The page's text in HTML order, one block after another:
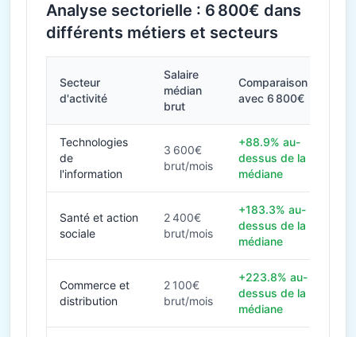
Analyse sectorielle : 6 800€ dans
différents métiers et secteurs
Secteur
d'activité
Salaire
médian
brut
Comparaison
avec 6 800€
Technologies
de
l'information
3 600€
brut/mois
+88.9% au-
dessus de la
médiane
Santé et action
sociale
2 400€
brut/mois
+183.3% au-
dessus de la
médiane
Commerce et
distribution
2 100€
brut/mois
+223.8% au-
dessus de la
médiane